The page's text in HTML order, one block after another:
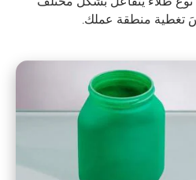
تغطية منطقة عملك.